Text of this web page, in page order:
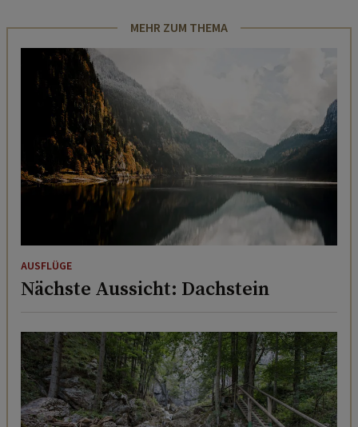
MEHR ZUM THEMA
AUSFLÜGE
Nächste Aussicht: Dachstein